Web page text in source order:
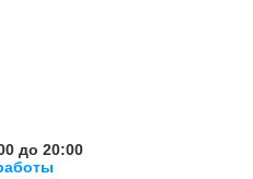
до 20:00